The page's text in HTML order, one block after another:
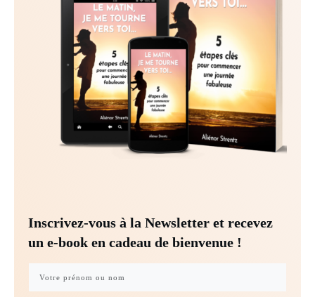
Inscrivez-vous à la Newsletter et recevez
un e-book en cadeau de bienvenue !